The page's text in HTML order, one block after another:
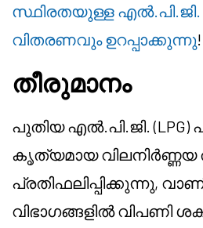
സ്ഥിരതയുള്ള എൽ.പി.ജി.
വിതരണവും ഉറപ്പാക്കുന്നു!
തീരുമാനം
പുതിയ എൽ.പി.ജി. (LPG)
കൃത്യമായ വിലനിർണ്ണയ
പ്രതിഫലിപ്പിക്കുന്നു,
വിഭാഗങ്ങളിൽ വിപണി